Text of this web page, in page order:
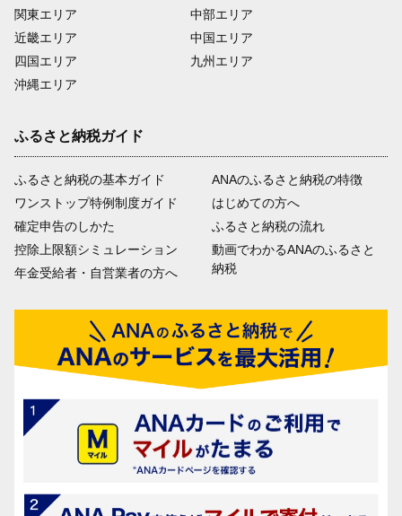
関東エリア
近畿エリア
四国エリア
沖縄エリア
中部エリア
中国エリア
九州エリア
ふるさと納税ガイド
ふるさと納税の基本ガイド
ワンストップ特例制度ガイド
確定申告のしかた
控除上限額シミュレーション
年金受給者・自営業者の方へ
ANAのふるさと納税の特徴
はじめての方へ
ふるさと納税の流れ
動画でわかるANAのふるさと
納税